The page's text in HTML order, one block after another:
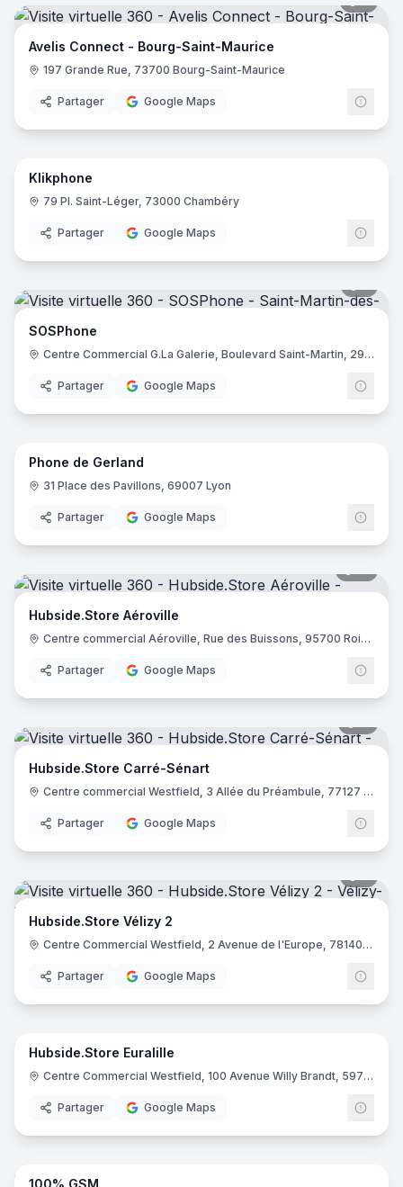
Avelis Connect - Bourg-Saint-Maurice
197 Grande Rue, 73700 Bourg-Saint-Maurice
Partager Google Maps
7
Klikphone
79 Pl. Saint-Léger, 73000 Chambéry
Partager Google Maps
SOSPhone
Centre Commercial G.La Galerie, Boulevard Saint-Martin, 29600 Saint-Martin-des-Champs
Partager Google Maps
6
Phone de Gerland
31 Place des Pavillons, 69007 Lyon
Partager Google Maps
Hubside.Store Aéroville
Centre commercial Aéroville, Rue des Buissons, 95700 Roissy-en-France
Partager Google Maps
Hubside.Store Carré-Sénart
Centre commercial Westfield, 3 Allée du Préambule, 77127 Lieusaint
Partager Google Maps
Hubside.Store Vélizy 2
Centre Commercial Westfield, 2 Avenue de l'Europe, 78140 Vélizy-Villacoublay
Partager Google Maps
7
Hubside.Store Euralille
Centre Commercial Westfield, 100 Avenue Willy Brandt, 59777 Lille
Partager Google Maps
8
100% GSM